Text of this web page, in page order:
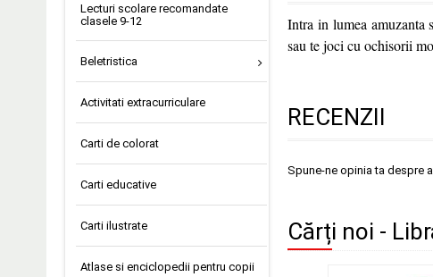
Lecturi scolare recomandate
clasele 9-12
Beletristica
Activitati extracurriculare
Carti de colorat
Carti educative
Carti ilustrate
Atlase si enciclopedii pentru copii
Intra in lumea amuzanta
sau te joci cu ochisorii
RECENZII
Spune-ne opinia ta despre
Cărți noi -